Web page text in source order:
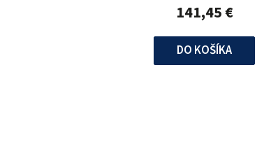
141,45 €
DO KOŠÍKA